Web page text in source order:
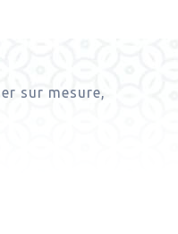
sur mesure,